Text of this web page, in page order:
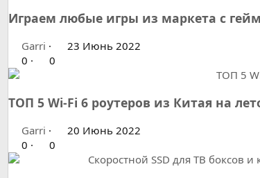
Играем любые игры из маркета с
Garri
23 Июнь 2022
0
0
ТОП 5 Wi-Fi 6 роутеров из Китая на
Garri
20 Июнь 2022
0
0